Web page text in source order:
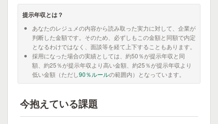
提示年収とは？
あなたのレジュメの内容から読み取った実力に対して、企業が
判断した金額です。そのため、必ずしもこの金額と同額で内定
となるわけではなく、面談等を経て上下することもあります。
採用になった場合の実績としては、約50％が提示年収と同
額、約25％が提示年収より高い金額、約25％が提示年収より
低い金額（ただし90％ルールの範囲内）となっています。
今抱えている課題